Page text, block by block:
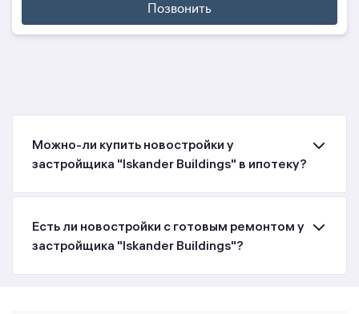
Позвонить
Можно-ли купить новостройки у
застройщика "Iskander Buildings" в ипотеку?
Есть ли новостройки с готовым ремонтом у
застройщика "Iskander Buildings"?